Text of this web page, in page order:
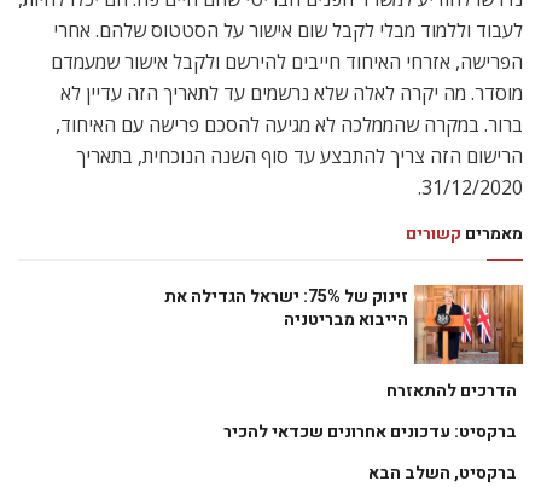
לעבוד וללמוד מבלי לקבל שום אישור על הסטטוס שלהם. אחרי
הפרישה, אזרחי האיחוד חייבים להירשם ולקבל אישור שמעמדם
מוסדר. מה יקרה לאלה שלא נרשמים עד לתאריך הזה עדיין לא
ברור. במקרה שהממלכה לא מגיעה להסכם פרישה עם האיחוד,
הרישום הזה צריך להתבצע עד סוף השנה הנוכחית, בתאריך
31/12/2020.
מאמרים קשורים
זינוק של 75%: ישראל הגדילה את
הייבוא מבריטניה
הדרכים להתאזרח
ברקסיט: עדכונים אחרונים שכדאי להכיר
ברקסיט, השלב הבא